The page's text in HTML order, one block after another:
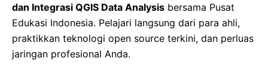
dan Integrasi QGIS Data Analysis bersama Pusat
Edukasi Indonesia. Pelajari langsung dari para ahli,
praktikkan teknologi open source terkini, dan perluas
jaringan profesional Anda.